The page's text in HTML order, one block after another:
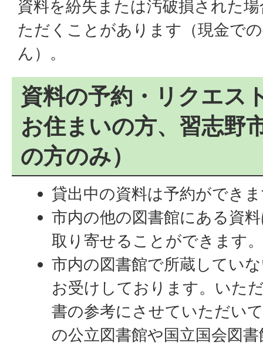
資料を紛失または汚破損された
ただくことがあります（現金で
ん）。
資料の予約・リクエス
お住まいの方、習志野
の方のみ）
貸出中の資料は予約ができ
市内の他の図書館にある資
取り寄せることができます
市内の図書館で所蔵してい
お受けしております。いた
書の参考にさせていただい
の公立図書館や国立国会図